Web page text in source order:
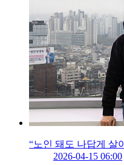
“노인 돼도 나답게 살
2026-04-15 06:00